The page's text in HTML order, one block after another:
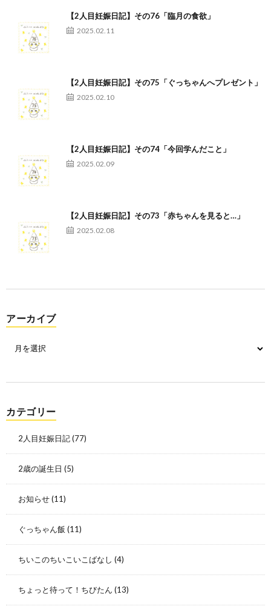
【2人目妊娠日記】その76「臨月の食欲」
2025.02.11
【2人目妊娠日記】その75「ぐっちゃんへプレゼント」
2025.02.10
【2人目妊娠日記】その74「今回学んだこと」
2025.02.09
【2人目妊娠日記】その73「赤ちゃんを見ると…」
2025.02.08
アーカイブ
カテゴリー
2人目妊娠日記(77)
2歳の誕生日 (5)
お知らせ(11)
ぐっちゃん飯 (11)
ちいこのちいこいこばなし (4)
ちょっと待って！ちびたん (13)